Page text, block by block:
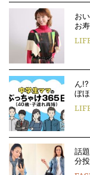
お
お
ん
ぼ
話
分